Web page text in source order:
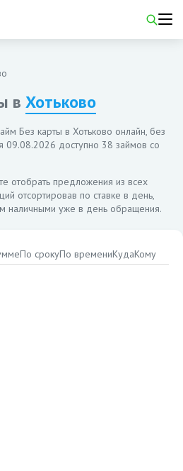
в Хотьково
Без карты в Хотьково онлайн, без
09.08.2026 доступно 38 займов со
отобрать предложения из всех
отсортировав по ставке в день,
наличными уже в день обращения.
По срокуПо времениКудаКому